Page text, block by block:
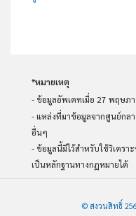
*หมายเหตุ
- ข้อมูลอัพเดทเมื่อ 27 พฤษภ
- แหล่งที่มาข้อมูลจากศูนย์กล
อื่นๆ
- ข้อมูลนี้มีไว้สำหรับใช้วิเครา
เป็นหลักฐานทางกฏหมายได้
© สงวนสิทธิ์